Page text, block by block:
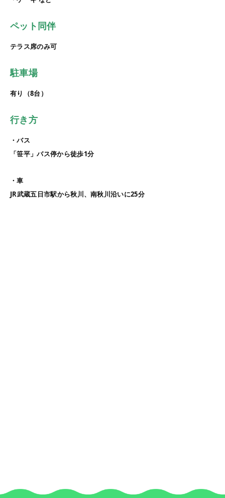
ペット同伴
テラス席のみ可
駐車場
有り（8台）
行き方
・バス
「笹平」バス停から徒歩1分
・車
JR武蔵五日市駅から秋川、南秋川沿いに25分